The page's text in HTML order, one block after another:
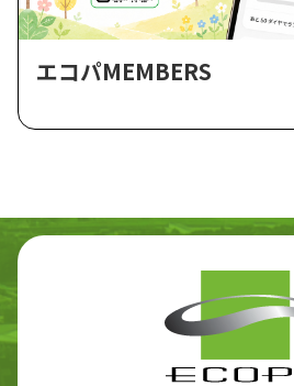
エコパMEMBERS